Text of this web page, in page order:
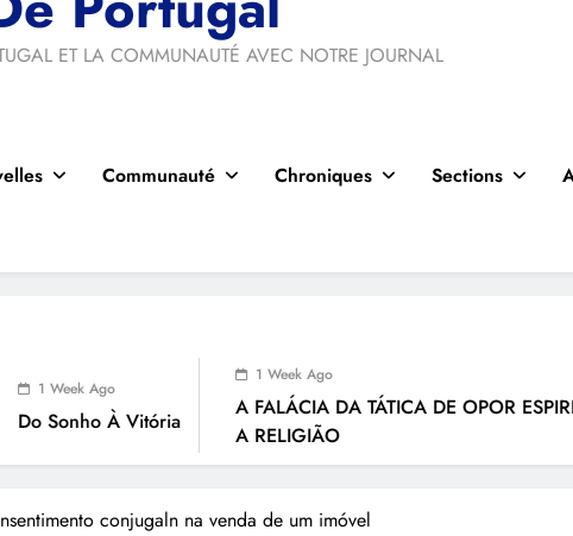
ET LA COMMUNAUTÉ AVEC NOTRE JOURNAL
Communauté Chroniques Sections
A FALÁCIA DA TÁTICA DE OPOR ESPIRITUALIDADE
A RELIGIÃO
conjugaln na venda de um imóvel